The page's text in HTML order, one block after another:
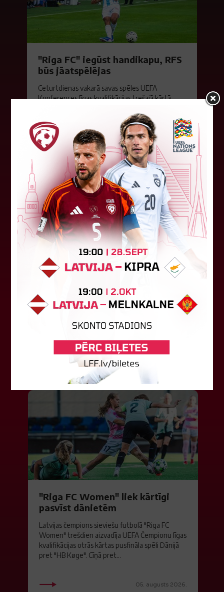
"Riga FC" iegūst handikapu, RFS
būs jāatspēlējas
Ceturtdienas vakarā savas spēles UEFA
Konferences līgas kvalifikācijas trešajā kārtā
0:2 zaudēja Čehijas "Jablonec"...
06. augusts 2026.
Jūlijā par labāko "LuckyBet" SFL
atzīta Keita Zviedre
Par "LuckyBet" Sieviešu futbola līgas jūnija
labāko spēlētāju atzīta FS "Metta" spēlētāja
Keita Zviedre. Uzvarētāja tika noskaidrota
06. augusts 2026.
"Riga FC Women" liek kārtīgi
pasvīst dānietēm
Latvijas čempions sieviešu futbolā "Riga FC
Women" trešdien aizvadīja UEFA Čempionu līgas
kvalifikācijas otrās kārtas pusfināla spēli Dānijā
pret "HB Køge". Cīņā pret...
05. augusts 2026.